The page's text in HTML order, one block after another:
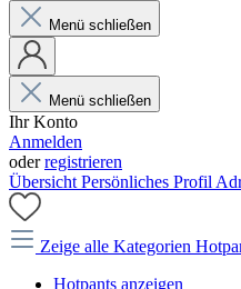
Menü schließen
Menü schließen
Ihr Konto
Anmelden
oderregistrieren
Übersicht Persönliches Profil
Zeige alle Kategorien
Hotpants anzeigen